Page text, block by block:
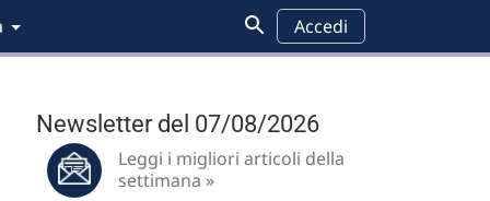
Accedi
Newsletter del 07/08/2026
Leggi i migliori articoli della
settimana »